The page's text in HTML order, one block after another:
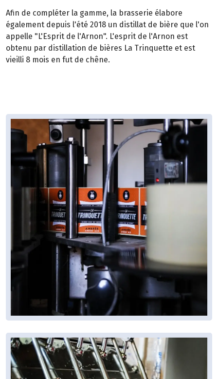
Afin de compléter la gamme, la brasserie élabore
également depuis l'été 2018 un distillat de bière que l'on
appelle "L'Esprit de l'Arnon". L'esprit de l'Arnon est
obtenu par distillation de bières La Trinquette et est
vieilli 8 mois en fut de chêne.